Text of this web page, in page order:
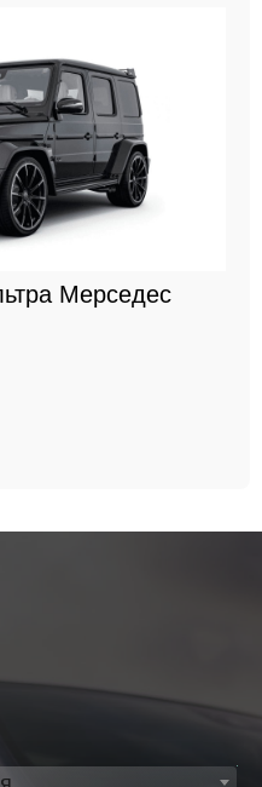
Мерседес